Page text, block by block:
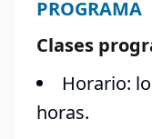
PROGRAMA
Clases
Horario:
horas.